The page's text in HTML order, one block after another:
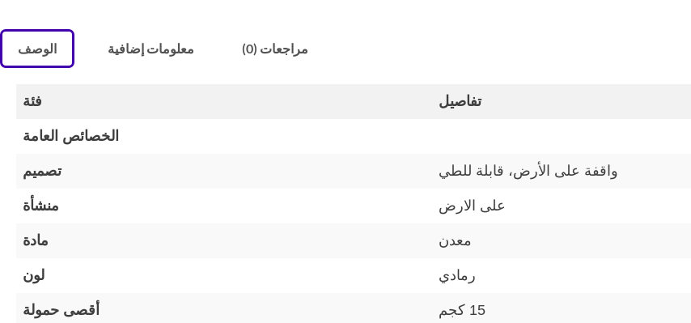
الوصف معلومات إضافية مراجعات (0)
فئة تفاصيل
الخصائص العامة
تصميم واقفة على الأرض، قابلة للطي
منشأة على الارض
مادة معدن
لون رمادي
أقصى حمولة 15 كجم